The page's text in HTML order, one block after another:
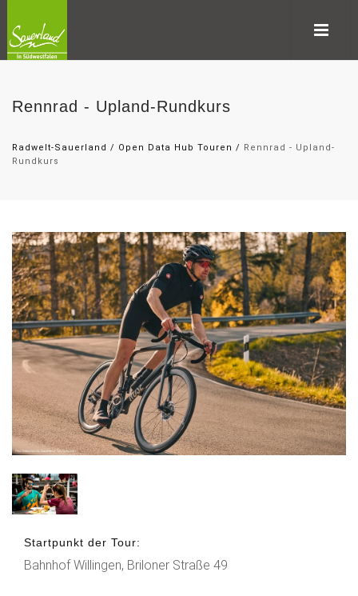
Rennrad - Upland-Rundkurs
Radwelt-Sauerland / Open Data Hub Touren / Rennrad - Upland-
Rundkurs
Startpunkt der Tour:
Bahnhof Willingen, Briloner Straße 49